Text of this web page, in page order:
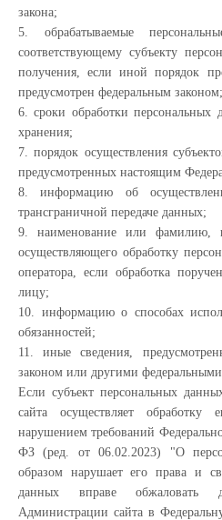
закона;
5. обрабатываемые
соответствующему субъекту
получения, если иной порядок
предусмотрен федеральным законом;
6. сроки обработки
хранения;
7. порядок осуществления
предусмотренных настоящим
8. информацию об
трансграничной передаче данных;
9. наименование или фамилию,
осуществляющего обработку
оператора, если обработка
лицу;
10. информацию о способах
обязанностей;
11. иные сведения,
законом или другими
Если субъект персональных
сайта осуществляет
нарушением требований
ФЗ (ред. от 06.02.2023) "О
образом нарушает его права и
данных вправе обжаловать
Администрации сайта в